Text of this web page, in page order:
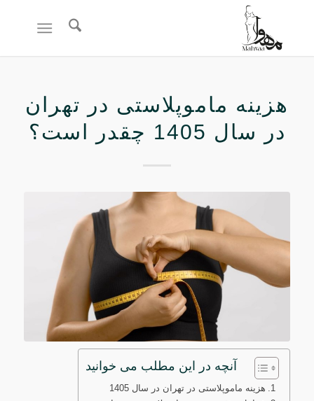
هزینه ماموپلاستی در تهران
در سال 1405 چقدر است؟
آنچه در این مطلب می خوانید
هزینه ماموپلاستی در تهران در سال 1405